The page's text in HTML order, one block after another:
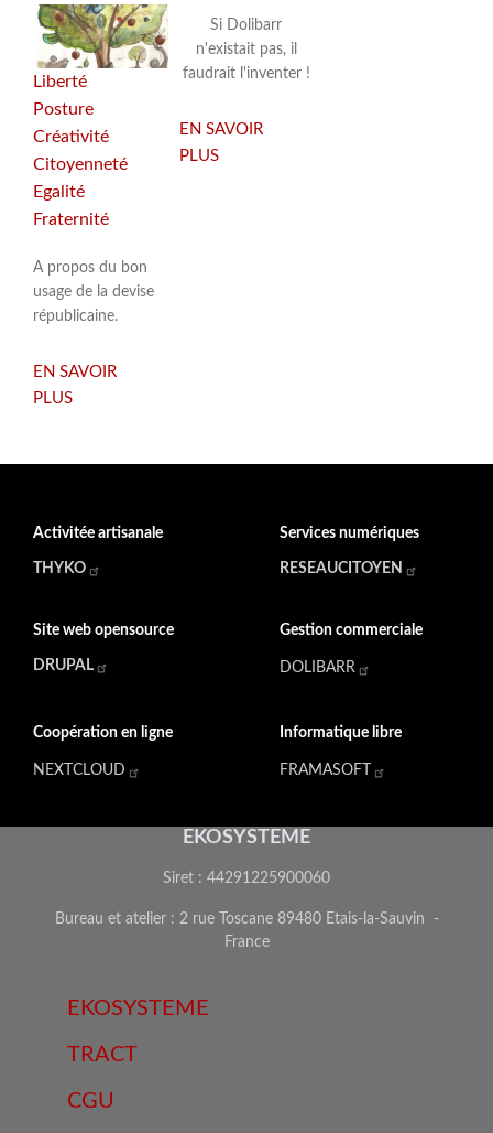
Liberté
Posture
Créativité
Citoyenneté
Egalité
Fraternité
A propos du bon
usage de la devise
républicaine.
EN SAVOIR
PLUS
D'EMPLOI
Si Dolibarr
n'existait pas, il
faudrait l'inventer !
EN SAVOIR
PLUSSUR
Activitée artisanale
THYKO
Services numériques
RESEAUCITOYEN
Site web opensource
DRUPAL
Gestion commerciale
DOLIBARR
Coopération en ligne
NEXTCLOUD
Informatique libre
FRAMASOFT
EKOSYSTEME
Siret : 44291225900060
Bureau et atelier : 2 rue Toscane 89480 Etais-la-Sauvin -
France
EKOSYSTEME
TRACT
CGU